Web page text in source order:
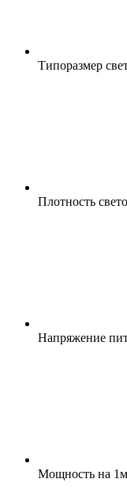
Типоразмер
Плотность
Напряжение
Мощность на 1м